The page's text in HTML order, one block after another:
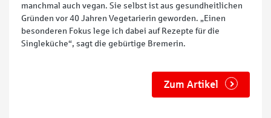
manchmal auch vegan. Sie selbst ist aus gesundheitlichen
Gründen vor 40 Jahren Vegetarierin geworden. „Einen
besonderen Fokus lege ich dabei auf Rezepte für die
Singleküche“, sagt die gebürtige Bremerin.
Zum Artikel